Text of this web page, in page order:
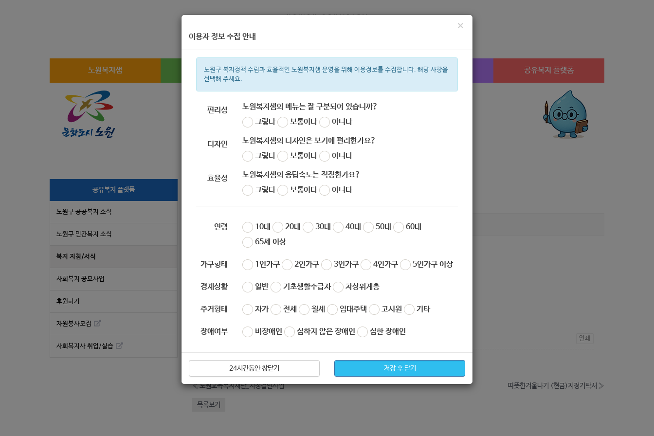
노원복지샘 복지정보 복지서비스 신청 복지시설찾기 공유복지 플랫폼
복지관 지원금 ìº 이용시설 성민복지관 안심일자리 고용장려금
×
이용자 정보 수집 안내
노원구 복지정책 수립과 효율적인 노원복지샘 운영을 위해 이용정보를 수집합니다. 해당 사항을
선택해 주세요.
편리성
노원복지샘의 메뉴는 잘 구분되어 있습니까?
그렇다
보통이다 아니다
디자인
노원복지샘의 디자인은 보기에 편리한가요?
그렇다
보통이다 아니다
효율성
노원복지샘의 응답속도는 적정한가요?
그렇다
보통이다 아니다
연령 10대 20대 30대 40대 50대
60대
65세 이상
가구형태 1인가구 2인가구 3인가구 4인가구 5인가구 이상
경제상황 일반 기초생활수급자 차상위계층
주거형태 자가 전세 월세 임대주택 고시원 기타
장애여부 비장애인 심하지 않은 장애인 심한 장애인
24시간동안 창닫기 저장 후 닫기
공유복지 플랫폼
노원구 공공복지 소식
노원구 민간복지 소식
복지 지침/서식
사회복지 공모사업
후원하기
자원봉사모집
사회복지사 취업/실습
서식 작성자 노원 복지샘 작성일 2019-12-23 13:56
싫어요 인쇄
희망나눔공모사업.zip
«노원교육복지재단_지정결연사업 따뜻한겨울나기 (현금)지정기탁서 »
목록보기